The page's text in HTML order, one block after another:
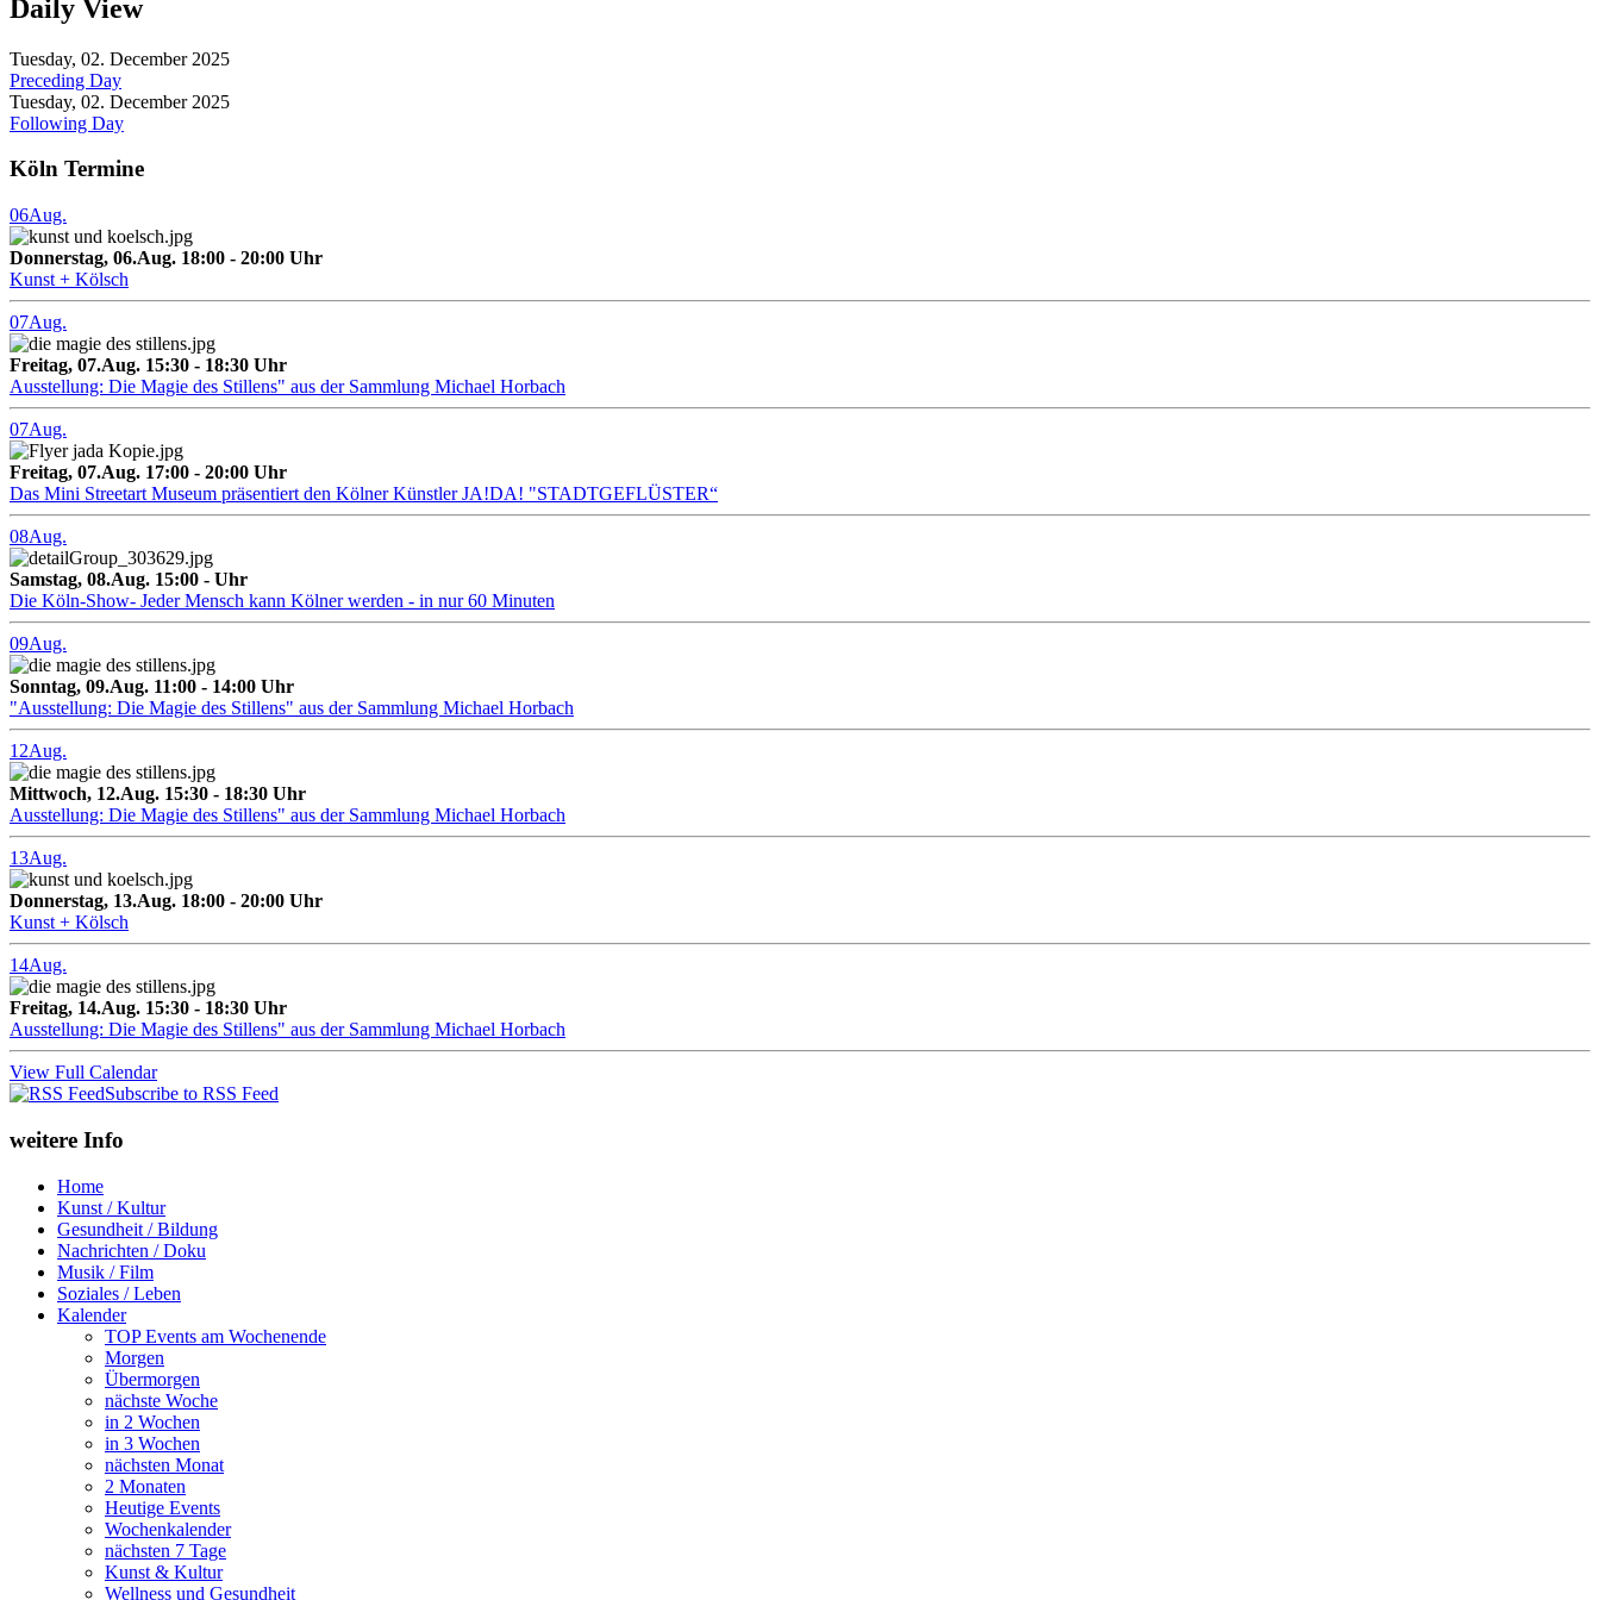
Daily View
Tuesday, 02. December 2025
Preceding Day
Tuesday, 02. December 2025
Following Day
Köln Termine
06Aug.
Donnerstag, 06.Aug. 18:00 - 20:00 Uhr
Kunst + Kölsch
07Aug.
Freitag, 07.Aug. 15:30 - 18:30 Uhr
Ausstellung: Die Magie des Stillens" aus der Sammlung Michael Horbach
07Aug.
Freitag, 07.Aug. 17:00 - 20:00 Uhr
Das Mini Streetart Museum präsentiert den Kölner Künstler JA!DA! "STADTGEFLÜSTER“
08Aug.
Samstag, 08.Aug. 15:00 - Uhr
Die Köln-Show- Jeder Mensch kann Kölner werden - in nur 60 Minuten
09Aug.
Sonntag, 09.Aug. 11:00 - 14:00 Uhr
"Ausstellung: Die Magie des Stillens" aus der Sammlung Michael Horbach
12Aug.
Mittwoch, 12.Aug. 15:30 - 18:30 Uhr
Ausstellung: Die Magie des Stillens" aus der Sammlung Michael Horbach
13Aug.
Donnerstag, 13.Aug. 18:00 - 20:00 Uhr
Kunst + Kölsch
14Aug.
Freitag, 14.Aug. 15:30 - 18:30 Uhr
Ausstellung: Die Magie des Stillens" aus der Sammlung Michael Horbach
View Full Calendar
Subscribe to RSS Feed
weitere Info
Home
Kunst / Kultur
Gesundheit / Bildung
Nachrichten / Doku
Musik / Film
Soziales / Leben
Kalender
TOP Events am Wochenende
Morgen
Übermorgen
nächste Woche
in 2 Wochen
in 3 Wochen
nächsten Monat
2 Monaten
Heutige Events
Wochenkalender
nächsten 7 Tage
Kunst & Kultur
Wellness und Gesundheit